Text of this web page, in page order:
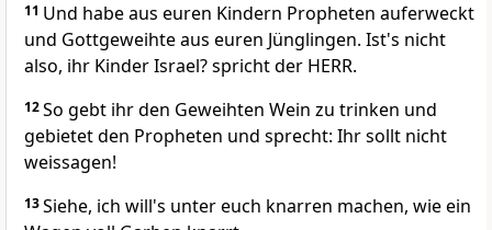
11 Und habe aus euren Kindern Propheten auferweckt
und Gottgeweihte aus euren Jünglingen. Ist's nicht
also, ihr Kinder Israel? spricht der HERR.
12So gebt ihr den Geweihten Wein zu trinken und
gebietet den Propheten und sprecht: Ihr sollt nicht
weissagen!
13Siehe, ich will's unter euch knarren machen, wie ein